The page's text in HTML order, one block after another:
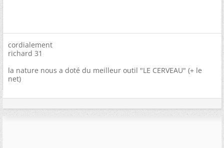
cordialement
richard 31
la nature nous a doté du meilleur outil "LE CERVEAU" (+ le
net)